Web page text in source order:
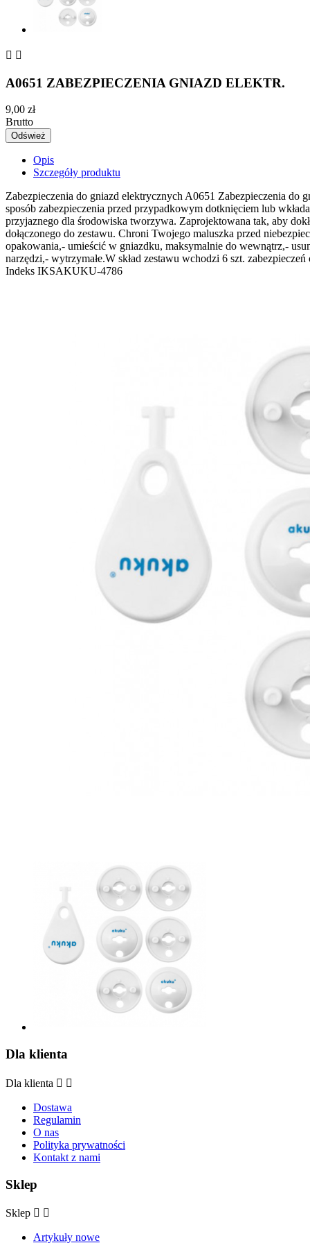
 
A0651 ZABEZPIECZENIA GNIAZD ELEKTR.
9,00 zł
Brutto
Opis
Szczegóły produktu
Zabezpieczenia do gniazd elektrycznych A0651 Zabezpieczenia do
sposób zabezpieczenia przed przypadkowym dotknięciem lub
przyjaznego dla środowiska tworzywa. Zaprojektowana tak, aby
dołączonego do zestawu. Chroni Twojego maluszka przed
opakowania,- umieścić w gniazdku, maksymalnie do wewnątrz,-
narzędzi,- wytrzymałe.W skład zestawu wchodzi 6 szt.
Indeks IKSAKUKU-4786
Dla klienta
Dla klienta  
Dostawa
Regulamin
O nas
Polityka prywatności
Kontakt z nami
Sklep
Sklep  
Artykuły nowe